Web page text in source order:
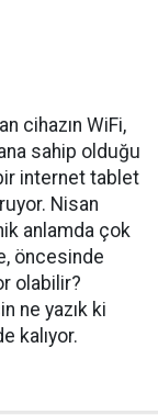
cihazın WiFi,
sahip olduğu
internet tablet
Nisan
anlamda çok
öncesinde
olabilir?
ne yazık ki
kalıyor.